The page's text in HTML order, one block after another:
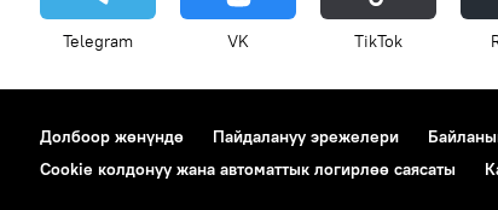
Telegram VK ТikТоk
Долбоор жөнүндө Пайдалануу эрежелери
Cookie колдонуу жана автоматтык логирлөө саясаты